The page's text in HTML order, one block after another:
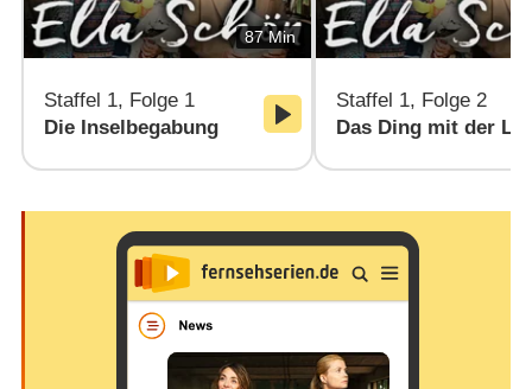
87 Min
Staffel 1, Folge 1
Die Inselbegabung
Staffel 1, Folge 2
Das Ding mit der